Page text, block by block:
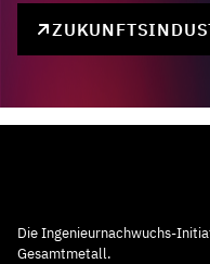
Die Ingenieurnachwuchs-
Gesamtmetall.